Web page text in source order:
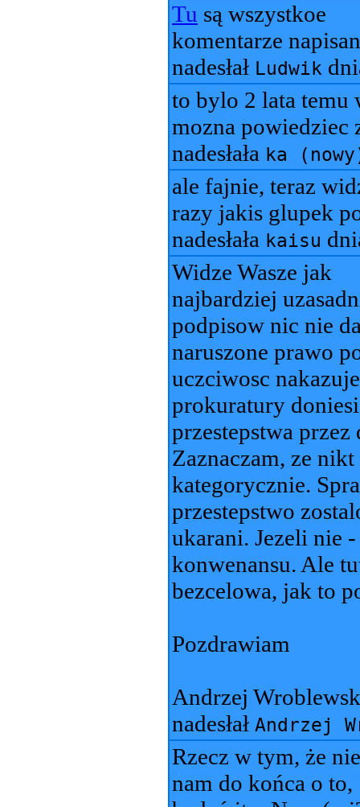
Tu są wszystkoe
komentarze
nadesłał Ludwik
to bylo 2 lata temu
mozna powiedziec
nadesłała ka
ale fajnie, teraz
razy jakis glupek
nadesłała kaisu
Widze Wasze jak
najbardziej
podpisow nic nie
naruszone prawo
uczciwosc
prokuratury
przestepstwa
Zaznaczam, ze
kategorycznie.
przestepstwo
ukarani. Jezeli nie
konwenansu. Ale
bezcelowa, jak to
Pozdrawiam
Andrzej
nadesłał Andrzej
Rzecz w tym, że
nam do końca o to,